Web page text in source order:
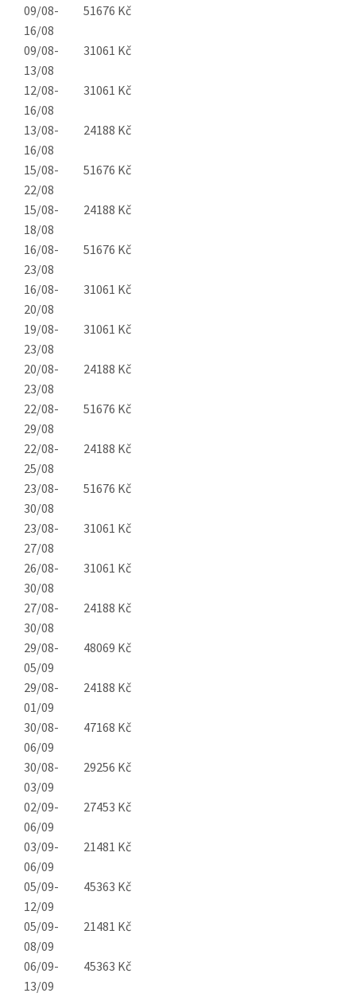
09/08-
16/08
51676 Kč
09/08-
13/08
31061 Kč
12/08-
16/08
31061 Kč
13/08-
16/08
24188 Kč
15/08-
22/08
51676 Kč
15/08-
18/08
24188 Kč
16/08-
23/08
51676 Kč
16/08-
20/08
31061 Kč
19/08-
23/08
31061 Kč
20/08-
23/08
24188 Kč
22/08-
29/08
51676 Kč
22/08-
25/08
24188 Kč
23/08-
30/08
51676 Kč
23/08-
27/08
31061 Kč
26/08-
30/08
31061 Kč
27/08-
30/08
24188 Kč
29/08-
05/09
48069 Kč
29/08-
01/09
24188 Kč
30/08-
06/09
47168 Kč
30/08-
03/09
29256 Kč
02/09-
06/09
27453 Kč
03/09-
06/09
21481 Kč
05/09-
12/09
45363 Kč
05/09-
08/09
21481 Kč
06/09-
13/09
45363 Kč